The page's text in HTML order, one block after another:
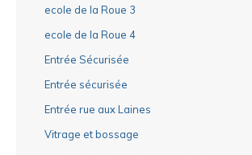
ecole de la Roue 3
ecole de la Roue 4
Entrée Sécurisée
Entrée sécurisée
Entrée rue aux Laines
Vitrage et bossage